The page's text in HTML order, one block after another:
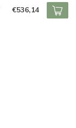
€536,14